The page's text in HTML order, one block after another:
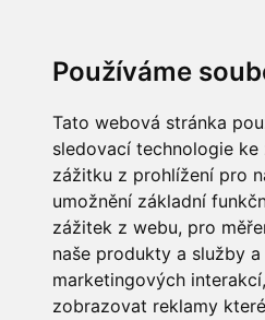
Používáme
Tato webová stránka
sledovací technologie ke
zážitku z prohlížení pro
umožnění základní
zážitek z webu, pro
naše produkty a služby
marketingových interakcí,
zobrazovat reklamy